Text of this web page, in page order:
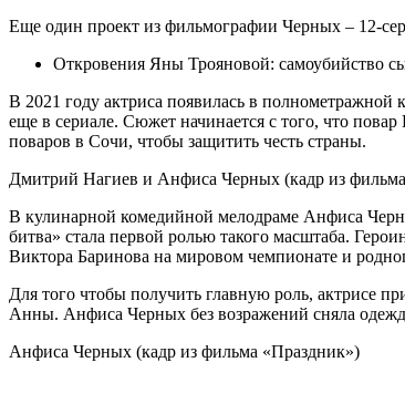
Еще один проект из фильмографии Черных – 12-
Откровения Яны Трояновой: самоубийство
В 2021 году актриса появилась в
еще в сериале. Сюжет начинается с того, что
поваров в Сочи, чтобы защитить честь страны.
Дмитрий Нагиев и Анфиса Черных (кадр из
В кулинарной комедийной мелодраме Анфиса
битва» стала первой ролью такого масштаба.
Виктора Баринова на мировом чемпионате и
Для того чтобы получить главную роль, актрисе
Анны. Анфиса Черных без возражений сняла
Анфиса Черных (кадр из фильма «Праздник»)